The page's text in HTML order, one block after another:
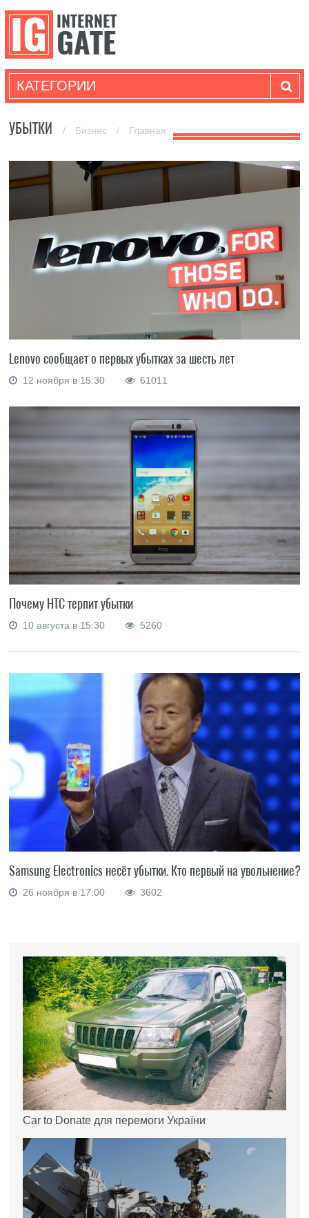
КАТЕГОРИИ
УБЫТКИ / Бизнес / Главная
Lenovo сообщает о первых убытках за шесть лет
12 ноября в 15:30 61011
Почему HTC терпит убытки
10 августа в 15:30 5260
Samsung Electronics несёт убытки. Кто первый на увольнение?
26 ноября в 17:00 3602
Car to Donate для перемоги України